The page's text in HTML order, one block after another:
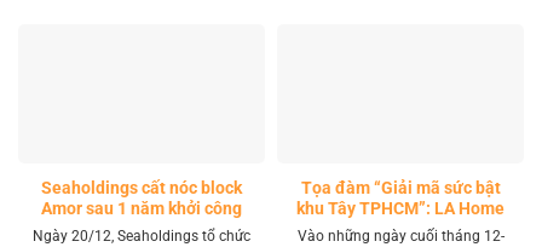
Seaholdings cất nóc block
Amor sau 1 năm khởi công
Ngày 20/12, Seaholdings tổ chức
Tọa đàm “Giải mã sức bật
khu Tây TPHCM”: LA Home
khai mở tọa độ đầu tư mới
Vào những ngày cuối tháng 12-